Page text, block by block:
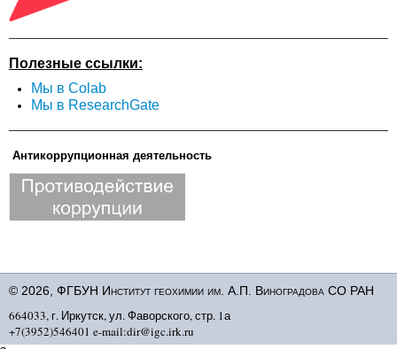
Полезные ссылки:
Мы в Colab
Мы в ResearchGate
Антикоррупционная деятельность
© 2026, ФГБУН Институт геохимии им. А.П. Виноградова СО РАН
664033, г. Иркутск, ул. Фаворского, стр. 1а
+7(3952)546401 e-mail:dir@igc.irk.ru